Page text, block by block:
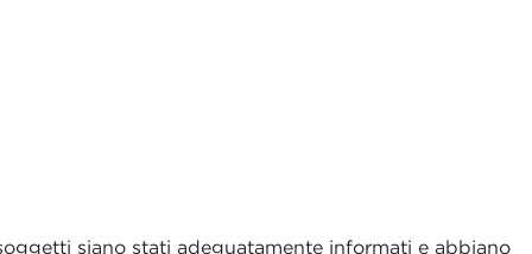
siano stati adeguatamente informati e abbiano